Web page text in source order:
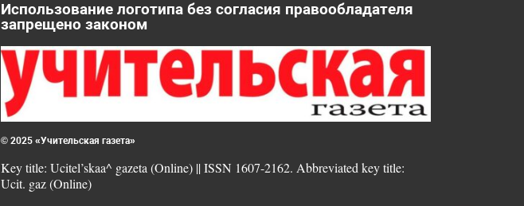
Использование логотипа без согласия правообладателя
запрещено законом
© 2025 «Учительская газета»
Key title: Ucitel’skaa^ gazeta (Online) || ISSN 1607-2162. Abbreviated key title:
Ucit. gaz (Online)